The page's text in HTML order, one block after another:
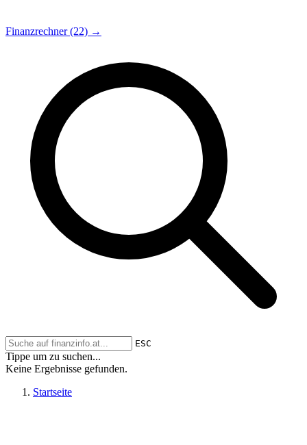
Finanzrechner (22) →
ESC
Tippe um zu suchen...
Keine Ergebnisse gefunden.
Startseite